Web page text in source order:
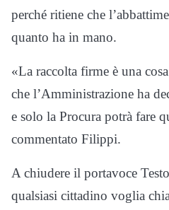
perché ritiene che
quanto ha in mano.
«La raccolta firme è una
che l’Amministrazione ha
e solo la Procura potrà fare
commentato Filippi.
A chiudere il portavoce
qualsiasi cittadino voglia